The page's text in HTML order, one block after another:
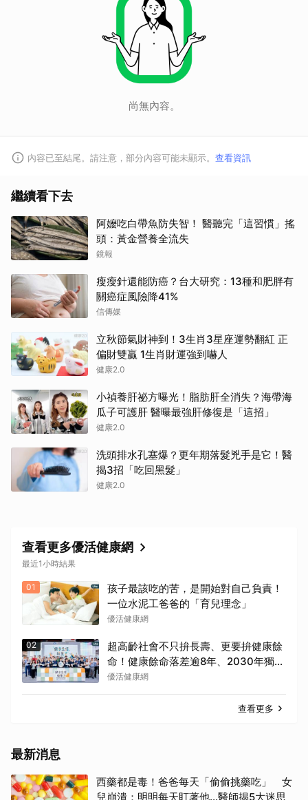
尚無內容。
內容已至結尾。請注意，部分內容可能未顯示。 查看資訊
繼續看下去
阿嬤吃白帶魚防失智！ 醫聽完「這習慣」搖
頭：黃金營養全流失
鏡報
瘦瘦針還能防癌？台大研究：13種和肥胖有
關癌症風險降41%
信傳媒
立秋節氣財神到！3生肖3星座運勢翻紅 正
偏財雙贏 1生肖財運強到嚇人
健康2.0
小禎養肝祕方曝光！脂肪肝全消失？海帶海
瓜子可護肝 醫曝最強肝修復是「這招」
健康2.0
洗頭排水孔塞爆？更年期落髮兇手是它！醫
揭3招「吃回黑髮」
健康2.0
查看更多優活健康網
最近1小時結果
01
孩子最該吃的苦，是開始對自己負責！
一位水泥工爸爸的「育兒理念」
優活健康網
02
超高齡社會不只拚長壽、更要拚健康餘
命！健康餘命落差逾8年、2030年獨居
高齡者估破百萬戶
優活健康網
查看更多
最新消息
西藥都是毒！爸爸每天「偷偷挑藥吃」 女
兒崩潰：明明每天盯著他…醫師揭5大迷思